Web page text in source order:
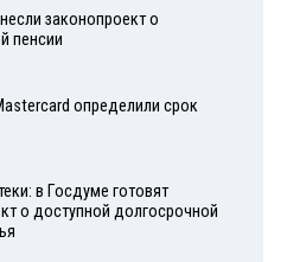
законопроект о
пенсии
определили срок
в Госдуме готовят
о доступной долгосрочной